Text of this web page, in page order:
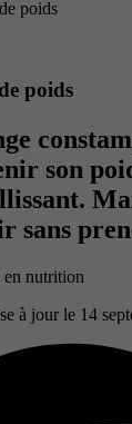
poids
poids
son
sans
en nutrition
à jour le 14